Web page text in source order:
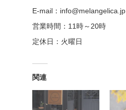
E-mail：info@melangelica.jp
営業時間：11時～20時
定休日：火曜日
関連